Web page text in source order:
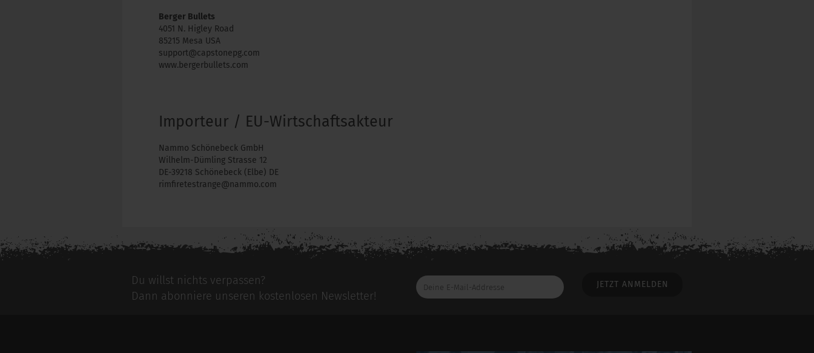
Berger Bullets
4051 N. Higley Road
85215 Mesa USA
support@capstonepg.com
www.bergerbullets.com
Importeur / EU-Wirtschaftsakteur
Nammo Schönebeck GmbH
Wilhelm-Dümling Strasse 12
DE-39218 Schönebeck (Elbe) DE
rimfiretestrange@nammo.com
Du willst nichts verpassen?
Dann abonniere unseren kostenlosen Newsletter!
Deine
E-